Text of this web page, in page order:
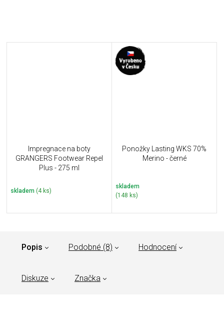
Impregnace na boty
GRANGERS Footwear Repel
Plus - 275 ml
skladem (4 ks)
Ponožky Lasting WKS 70%
Merino - černé
skladem
(148 ks)
Popis Podobné (8) Hodnocení
Diskuze Značka